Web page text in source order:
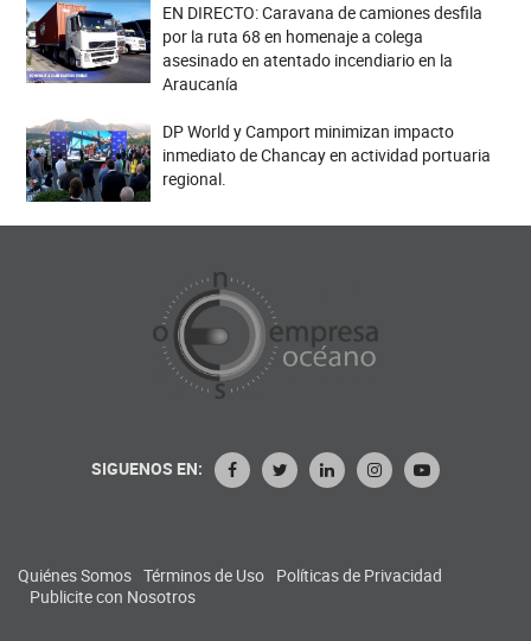
EN DIRECTO: Caravana de camiones desfila
por la ruta 68 en homenaje a colega
asesinado en atentado incendiario en la
Araucanía
DP World y Camport minimizan impacto
inmediato de Chancay en actividad portuaria
regional.
SIGUENOS EN:
Quiénes Somos Términos de Uso Políticas de Privacidad
Publicite con Nosotros